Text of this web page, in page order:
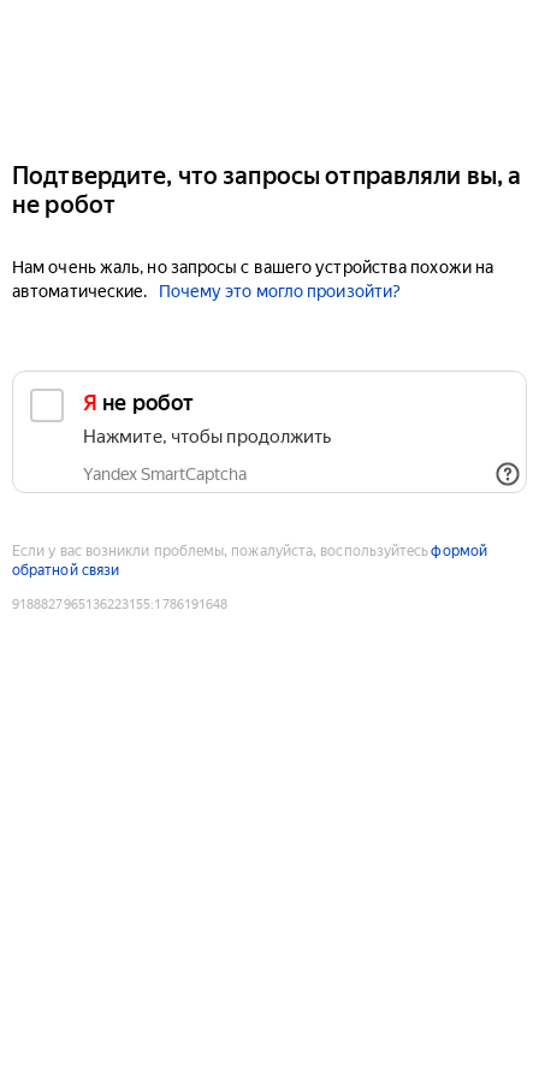
Подтвердите, что запросы отправляли вы, а
не робот
Нам очень жаль, но запросы с вашего устройства похожи на
автоматические.
Почему это могло произойти?
Я не робот
Нажмите, чтобы продолжить
Yandex SmartCaptcha
Если у вас возникли проблемы, пожалуйста, воспользуйтесьформой
обратной связи
9188827965136223155:1786191648